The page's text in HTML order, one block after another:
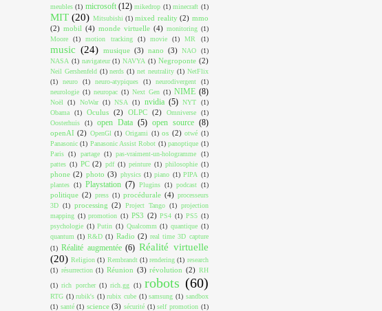
meubles (1) microsoft (12) mikedrop (1) minecraft (1)
MIT (20) Mitsubishi (1) mixed reality (2) mmo
(2) mobil (4) monde virtuelle (4) monitoring (1)
Moore
(1) motion tracking (1) movie (1) MR (1)
music (24) musique (3) nano (3) NAO
(1)
NASA (1) navigateur (1) NAVYA (1) Negroponte (2)
Neil Gershenfeld (1) nerds (1) net neutrality (1) NetFlix
(1)
neuro (1) neuro-atypiques (1) neurodivergent
(1)
neurologie (1) neuropac (1) Next Gen (1) NIME (8)
Noël (1) NoWar (1) NSA (1) nvidia (5) NYT
(1)
Obama
(1) Oculus (2) OLPC (2) Omniverse
(1)
Oosterhuis
(1) open Data (5) open source (8)
openAI (2) OpenGl (1) Origami (1) os (2) otwé (1)
Panasonic (1) Panasonic Assist Robot (1) panoptique (1)
Paris (1) partage (1) pas-vraiment-un-hologramme
(1)
pattes (1) PC (2) pdf (1) peinture (1) philosophie (1)
phone (2) photo (3) physics (1) piano (1) PIPA (1)
plantes (1) Playstation (7) Plugins (1) podcast (1)
politique (2) press (1) procédurale (4) processeurs
3D (1) processing (2) Project Tango (1) projection
mapping (1) promotion (1) PS3 (2) PS4 (1) PS5 (1)
psychologie (1) Putin (1) Qualcomm (1) quantique (1)
quantum (1) R&D (1) Radio (2) real time 3D capture
(1) Réalité augmentée (6) Réalité virtuelle
(20) Religion (1) Rembrandt (1) rendering (1) research
(1) résurrection (1) Réunion (3) révolution (2) RH
(1) rich porcher (1) rich.gg (1) robots (60)
RTG (1) rubik's (1) rubix cube (1) samsung (1) sandbox
(1) santé (1) science (3) sécurité (1) self promotion (1)